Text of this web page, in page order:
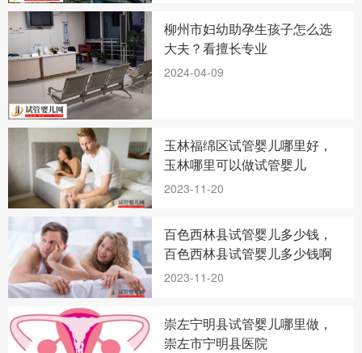
柳州市妇幼助孕生孩子怎么选
大夫？看擅长专业
2024-04-09
玉林福绵区试管婴儿哪里好，
玉林哪里可以做试管婴儿
2023-11-20
百色西林县试管婴儿多少钱，
百色西林县试管婴儿多少钱啊
2023-11-20
崇左宁明县试管婴儿哪里做，
崇左市宁明县医院